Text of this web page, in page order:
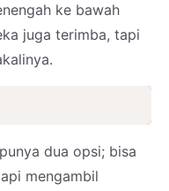
ke bawah
juga terimba, tapi
dua opsi; bisa
mengambil